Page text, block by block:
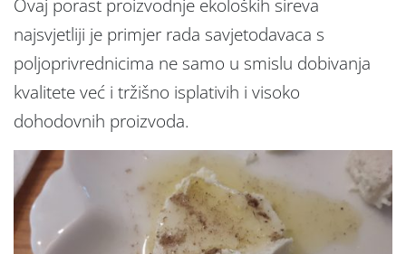
Ovaj porast proizvodnje ekoloških sireva
najsvjetliji je primjer rada savjetodavaca s
poljoprivrednicima ne samo u smislu dobivanja
kvalitete već i tržišno isplativih i visoko
dohodovnih proizvoda.